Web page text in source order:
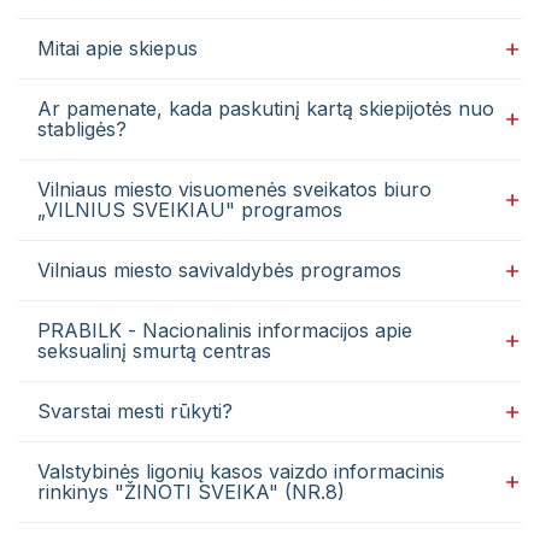
VŠĮ Vilniaus miesto klinikinės ligoninės
paslaugas ir jų teikimo nutraukimo tvarkos
Gydytojai, konsultuojantys užsienio kalbomis
anketos
centras, Antakalnio g. 124
Aktuali informacija
Konsultacijų centras, Antakalnio g. 57
57
Chirurgijos klinika
Pacientų portalas
VŠĮ Vilniaus miesto klinikinės ligoninės atsisakymo teikti
Gydytojai, konsultuojantys užsienio kalbomis
Mitai apie skiepus
Ar pamenate, kada paskutinį kartą skiepijotės nuo
stabligės?
Vilniaus miesto visuomenės sveikatos biuro
„VILNIUS SVEIKIAU" programos
Vilniaus miesto savivaldybės programos
PRABILK - Nacionalinis informacijos apie
seksualinį smurtą centras
Svarstai mesti rūkyti?
Valstybinės ligonių kasos vaizdo informacinis
rinkinys "ŽINOTI SVEIKA" (NR.8)